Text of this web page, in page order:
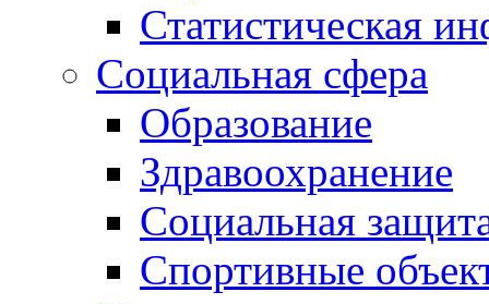
Статистическая
Социальная сфера
Образование
Здравоохранение
Социальная
Спортивные